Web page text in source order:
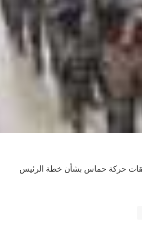
حركة حماس بشأن خطة الرئيس